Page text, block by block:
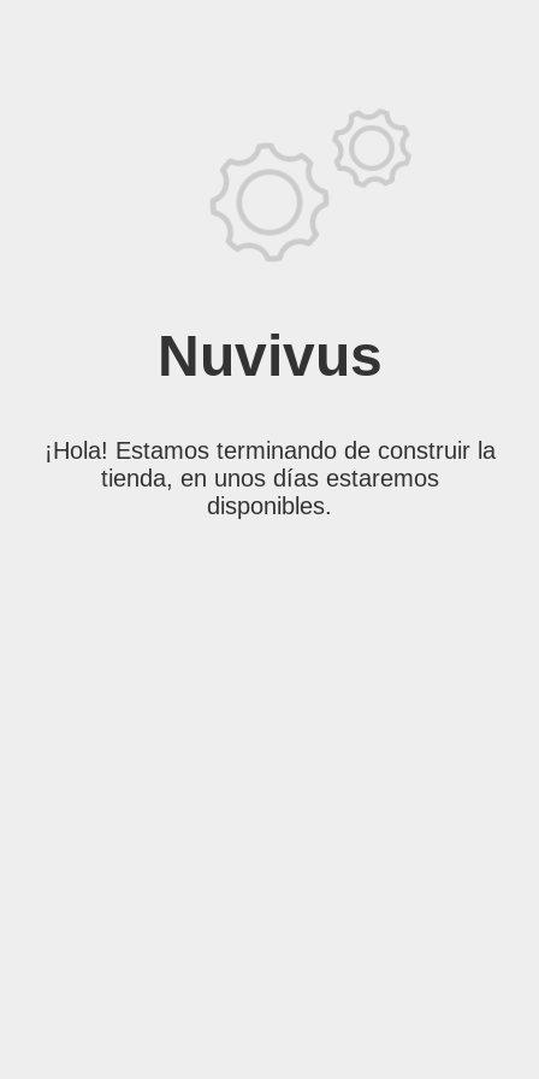
Nuvivus
¡Hola! Estamos terminando de construir la
tienda, en unos días estaremos
disponibles.